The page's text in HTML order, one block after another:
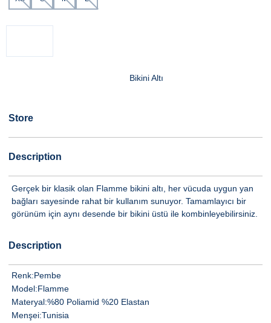
Bikini Altı
Store
Description
Gerçek bir klasik olan Flamme bikini altı, her vücuda uygun yan
bağları sayesinde rahat bir kullanım sunuyor. Tamamlayıcı bir
görünüm için aynı desende bir bikini üstü ile kombinleyebilirsiniz.
Description
Renk:Pembe
Model:Flamme
Materyal:%80 Poliamid %20 Elastan
Menşei:Tunisia